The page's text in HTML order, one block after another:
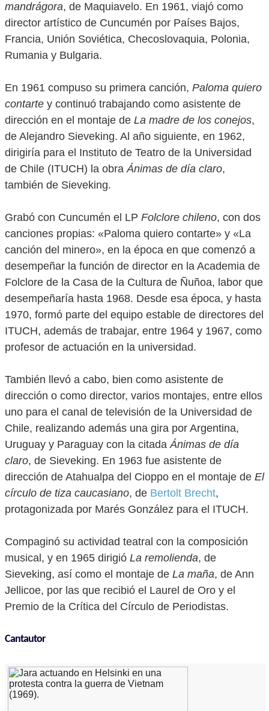
mandrágora, de Maquiavelo. En 1961, viajó como
director artístico de Cuncumén por Países Bajos,
Francia, Unión Soviética, Checoslovaquia, Polonia,
Rumania y Bulgaria.
En 1961 compuso su primera canción, Paloma quiero
contarte y continuó trabajando como asistente de
dirección en el montaje de La madre de los conejos,
de Alejandro Sieveking. Al año siguiente, en 1962,
dirigiría para el Instituto de Teatro de la Universidad
de Chile (ITUCH) la obraÁnimas de día claro,
también de Sieveking.
Grabó con Cuncumén el LP Folclore chileno, con dos
canciones propias: «Paloma quiero contarte» y «La
canción del minero», en la época en que comenzó a
desempeñar la función de director en la Academia de
Folclore de la Casa de la Cultura de Ñuñoa, labor que
desempeñaría hasta 1968. Desde esa época, y hasta
1970, formó parte del equipo estable de directores del
ITUCH, además de trabajar, entre 1964 y 1967, como
profesor de actuación en la universidad.
También llevó a cabo, bien como asistente de
dirección o como director, varios montajes, entre ellos
uno para el canal de televisión de la Universidad de
Chile, realizando además una gira por Argentina,
Uruguay y Paraguay con la citadaÁnimas de día
claro, de Sieveking. En 1963 fue asistente de
dirección de Atahualpa del Cioppo en el montaje de El
círculo de tiza caucasiano, de Bertolt Brecht,
protagonizada por Marés González para el ITUCH.
Compaginó su actividad teatral con la composición
musical, y en 1965 dirigió La remolienda, de
Sieveking, así como el montaje de La maña, de Ann
Jellicoe, por las que recibió el Laurel de Oro y el
Premio de la Crítica del Círculo de Periodistas.
Cantautor